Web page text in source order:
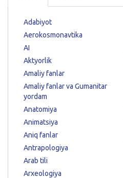
Adabiyot
Aerokosmonavtika
AI
Aktyorlik
Amaliy fanlar
Amaliy fanlar va Gumanitar
yordam
Anatomiya
Animatsiya
Aniq fanlar
Antrapologiya
Arab tili
Arxeologiya